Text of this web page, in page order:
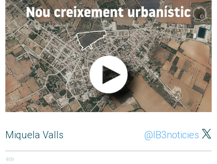
Miquela Valls @IB3noticies
469